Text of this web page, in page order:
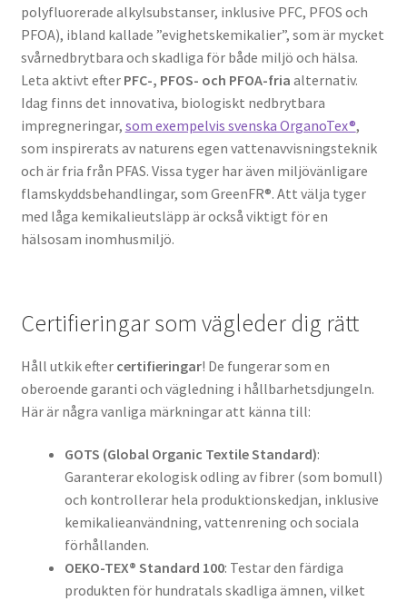
polyfluorerade alkylsubstanser, inklusive PFC, PFOS och
PFOA), ibland kallade ”evighetskemikalier”, som är mycket
svårnedbrytbara och skadliga för både miljö och hälsa.
Leta aktivt efter PFC-, PFOS- och PFOA-fria alternativ.
Idag finns det innovativa, biologiskt nedbrytbara
impregneringar, som exempelvis svenska OrganoTex®,
som inspirerats av naturens egen vattenavvisningsteknik
och är fria från PFAS. Vissa tyger har även miljövänligare
flamskyddsbehandlingar, som GreenFR®. Att välja tyger
med låga kemikalieutsläpp är också viktigt för en
hälsosam inomhusmiljö.
Certifieringar som vägleder dig rätt
Håll utkik efter certifieringar! De fungerar som en
oberoende garanti och vägledning i hållbarhetsdjungeln.
Här är några vanliga märkningar att känna till:
GOTS (Global Organic Textile Standard):
Garanterar ekologisk odling av fibrer (som bomull)
och kontrollerar hela produktionskedjan, inklusive
kemikalieanvändning, vattenrening och sociala
förhållanden.
OEKO-TEX® Standard 100: Testar den färdiga
produkten för hundratals skadliga ämnen, vilket